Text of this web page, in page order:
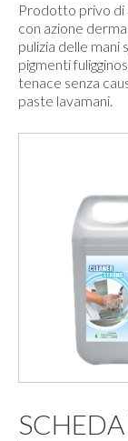
Prodotto privo di
con azione
pulizia delle mani
pigmenti
tenace senza
paste lavamani.